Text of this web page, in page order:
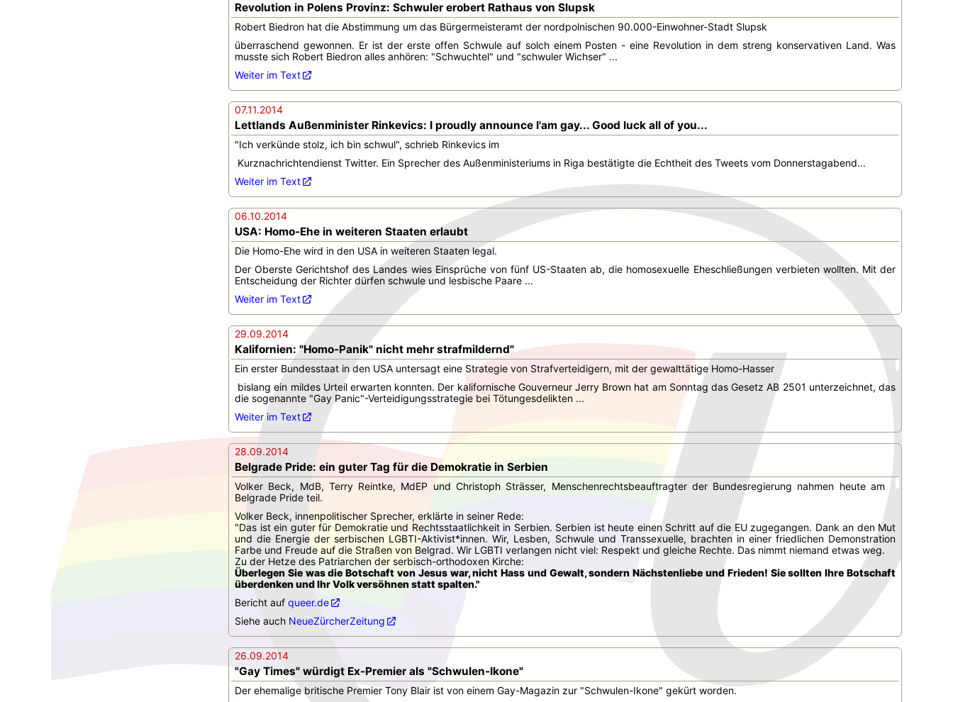
Revolution in Polens Provinz: Schwuler erobert Rathaus von Slupsk
Robert Biedron hat die Abstimmung um das Bürgermeisteramt der nordpolnischen 90.000-Einwohner-Stadt Slupsk
überraschend gewonnen. Er ist der erste offen Schwule auf solch einem Posten - eine Revolution in dem streng konservativen Land. Was
musste sich Robert Biedron alles anhören: "Schwuchtel" und "schwuler Wichser" ...
Weiter im Text
07.11.2014
Lettlands Außenminister Rinkevics: I proudly announce I'am gay... Good luck all of you...
"Ich verkünde stolz, ich bin schwul", schrieb Rinkevics im
Kurznachrichtendienst Twitter. Ein Sprecher des Außenministeriums in Riga bestätigte die Echtheit des Tweets vom Donnerstagabend...
Weiter im Text
06.10.2014
USA: Homo-Ehe in weiteren Staaten erlaubt
Die Homo-Ehe wird in den USA in weiteren Staaten legal.
Der Oberste Gerichtshof des Landes wies Einsprüche von fünf US-Staaten ab, die homosexuelle Eheschließungen verbieten wollten. Mit der
Entscheidung der Richter dürfen schwule und lesbische Paare ...
Weiter im Text
29.09.2014
Kalifornien: "Homo-Panik" nicht mehr strafmildernd"
Ein erster Bundesstaat in den USA untersagt eine Strategie von Strafverteidigern, mit der gewalttätige Homo-Hasser
bislang ein mildes Urteil erwarten konnten. Der kalifornische Gouverneur Jerry Brown hat am Sonntag das Gesetz AB 2501 unterzeichnet, das
die sogenannte "Gay Panic"-Verteidigungsstrategie bei Tötungesdelikten ...
Weiter im Text
28.09.2014
Belgrade Pride: ein guter Tag für die Demokratie in Serbien
Volker Beck, MdB, Terry Reintke, MdEP und Christoph Strässer, Menschenrechtsbeauftragter der Bundesregierung nahmen heute am
Belgrade Pride teil.
Volker Beck, innenpolitischer Sprecher, erklärte in seiner Rede:
"Das ist ein guter für Demokratie und Rechtsstaatlichkeit in Serbien. Serbien ist heute einen Schritt auf die EU zugegangen. Dank an den Mut
und die Energie der serbischen LGBTI-Aktivist*innen. Wir, Lesben, Schwule und Transsexuelle, brachten in einer friedlichen Demonstration
Farbe und Freude auf die Straßen von Belgrad. Wir LGBTI verlangen nicht viel: Respekt und gleiche Rechte. Das nimmt niemand etwas weg.
Zu der Hetze des Patriarchen der serbisch-orthodoxen Kirche:
Überlegen Sie was die Botschaft von Jesus war, nicht Hass und Gewalt, sondern Nächstenliebe und Frieden! Sie sollten Ihre Botschaft
überdenken und Ihr Volk versöhnen statt spalten."
Bericht auf queer.de
Siehe auch NeueZürcherZeitung
26.09.2014
"Gay Times" würdigt Ex-Premier als "Schwulen-Ikone"
Der ehemalige britische Premier Tony Blair ist von einem Gay-Magazin zur "Schwulen-Ikone" gekürt worden.